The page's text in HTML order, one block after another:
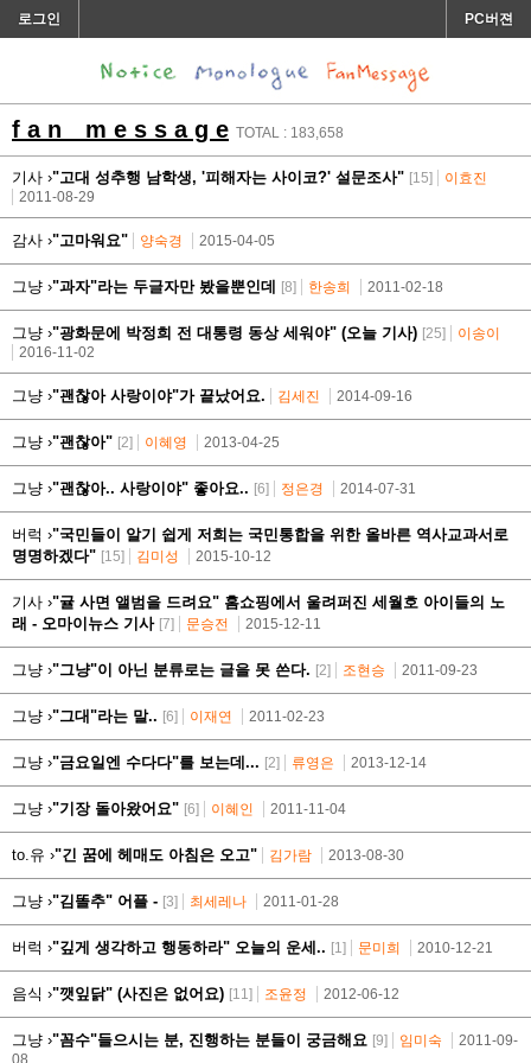
로그인 PC버젼
f a n m e s s a g e TOTAL : 183,658
기사 ›"고대 성추행 남학생, '피해자는 사이코?' 설문조사" [15]
이효진
2011-08-29
감사 ›"고마워요" 양숙경 2015-04-05
그냥 ›"과자"라는 두글자만 봤을뿐인데 [8] 한송희 2011-02-18
그냥 ›"광화문에 박정희 전 대통령 동상 세워야" (오늘 기사) [25]
이송이
2016-11-02
그냥 ›"괜찮아 사랑이야"가 끝났어요. 김세진 2014-09-16
그냥 ›"괜찮아" [2] 이혜영 2013-04-25
그냥 ›"괜찮아.. 사랑이야" 좋아요.. [6] 정은경 2014-07-31
버럭 ›"국민들이 알기 쉽게 저희는 국민통합을 위한 올바른 역사교과서로
명명하겠다" [15] 김미성 2015-10-12
기사 ›"귤 사면 앨범을 드려요" 홈쇼핑에서 울려퍼진 세월호 아이들의 노
래 - 오마이뉴스 기사 [7] 문승전 2015-12-11
그냥 ›"그냥"이 아닌 분류로는 글을 못 쓴다. [2] 조현승 2011-09-23
그냥 ›"그대"라는 말.. [6] 이재연 2011-02-23
그냥 ›"금요일엔 수다다"를 보는데... [2] 류영은 2013-12-14
그냥 ›"기장 돌아왔어요" [6] 이혜인 2011-11-04
to.유 ›"긴 꿈에 헤매도 아침은 오고" 김가람 2013-08-30
그냥 ›"김똘추" 어플 - [3] 최세레나 2011-01-28
버럭 ›"깊게 생각하고 행동하라" 오늘의 운세.. [1] 문미희 2010-12-21
음식 ›"깻잎닭" (사진은 없어요) [11] 조윤정 2012-06-12
그냥 ›"꼼수"들으시는 분, 진행하는 분들이 궁금해요 [9] 임미숙
2011-09-
08